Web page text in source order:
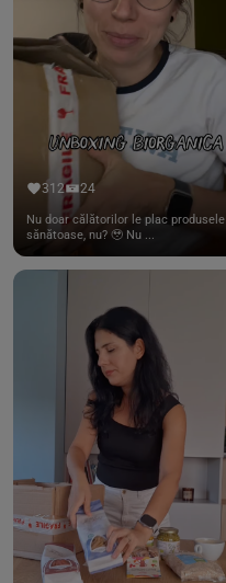
312 24
Nu doar călătorilor le plac produsele
sănătoase, nu? 🥹 Nu ...